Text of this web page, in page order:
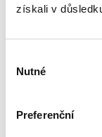
získali v
souhlasu
Nutné
Preferenční